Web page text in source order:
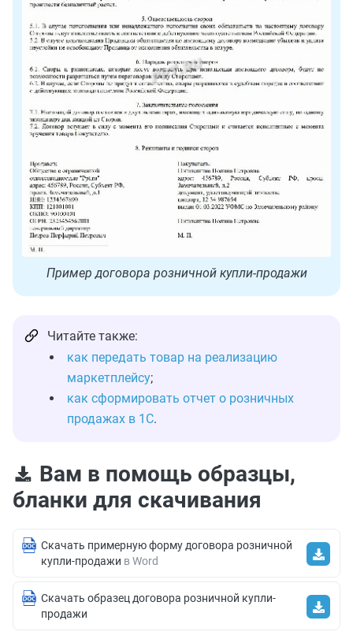
Пример договора розничной купли-продажи
Читайте также:
как передать товар на реализацию
маркетплейсу;
как сформировать отчет о розничных
продажах в 1С.
Вам в помощь образцы,
бланки для скачивания
Скачать примерную форму договора розничной
купли-продажи в Word
Скачать образец договора розничной купли-
продажи